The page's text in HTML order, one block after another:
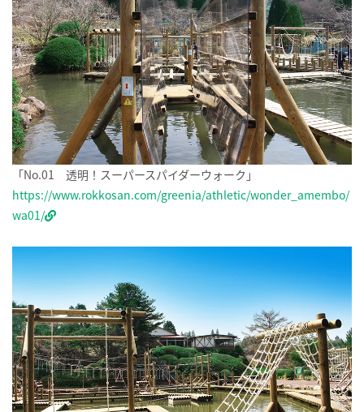
「No.01 透明！スーパースパイダーウォーク」
https://www.rokkosan.com/greenia/athletic/wonder_amembo/
wa01/